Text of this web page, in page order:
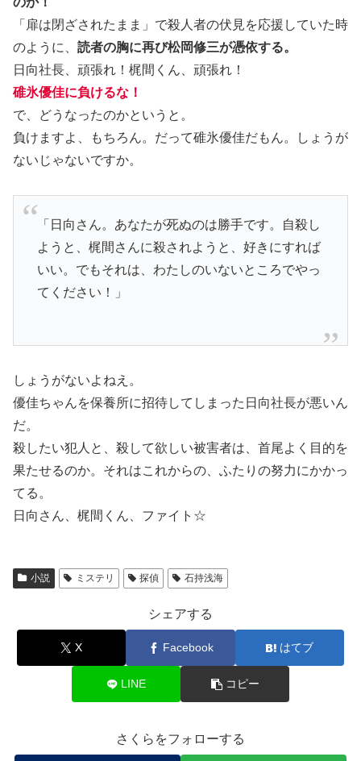
「扉は閉ざされたまま」で殺人者の伏見を応援していた時
のように、 読者の胸に再び松岡修三が憑依する。
日向社長、頑張れ！梶間くん、頑張れ！
碓氷優佳に負けるな！
で、どうなったのかというと。
負けますよ、もちろん。だって碓氷優佳だもん。しょうが
ないじゃないですか。
「日向さん。あなたが死ぬのは勝手です。自殺し
ようと、梶間さんに殺されようと、好きにすれば
いい。でもそれは、わたしのいないところでやっ
てください！」
しょうがないよねえ。
優佳ちゃんを保養所に招待してしまった日向社長が悪いん
だ。
殺したい犯人と、殺して欲しい被害者は、首尾よく目的を
果たせるのか。それはこれからの、ふたりの努力にかかっ
てる。
日向さん、梶間くん、ファイト☆
小説 ミステリ 探偵 石持浅海
シェアする
X Facebook はてブ
LINE コピー
さくらをフォローする